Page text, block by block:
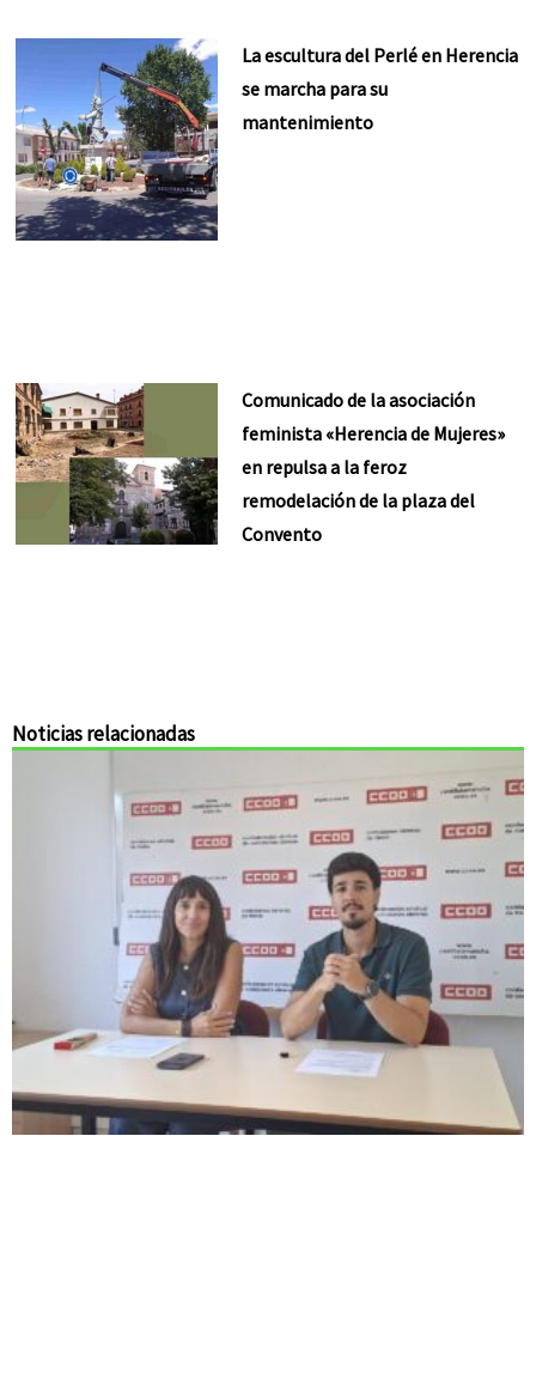
La escultura del Perlé en Herencia
se marcha para su
mantenimiento
Comunicado de la asociación
feminista «Herencia de Mujeres»
en repulsa a la feroz
remodelación de la plaza del
Convento
Noticias relacionadas